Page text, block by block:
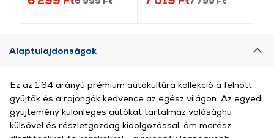
Alaptulajdonságok
Ez az 1:64 arányú prémium autókultúra kollekció a felnőtt
gyűjtők és a rajongók kedvence az egész világon. Az egyedi
gyűjtemény különleges autókat tartalmaz valósághű
külsővel és részletgazdag kidolgozással, ám merész